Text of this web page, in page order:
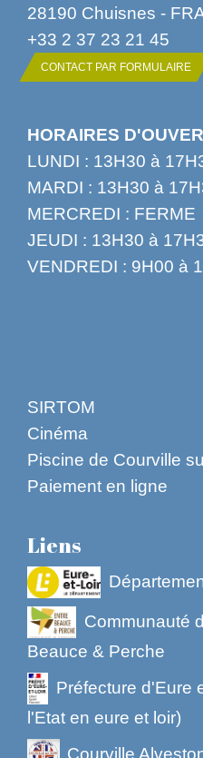
28190 Chuisnes -
+33 2 37 23 21 45
CONTACT PAR FORMULAIRE
HORAIRES
LUNDI : 13H30 à
MARDI : 13H30 à
MERCREDI : FERME
JEUDI : 13H30 à
VENDREDI : 9H00 à
SIRTOM
Cinéma
Piscine de Courville
Paiement en ligne
Liens
Communauté
Beauce & Perche
Préfecture d'Eure
l'Etat en eure et loir)
Courville